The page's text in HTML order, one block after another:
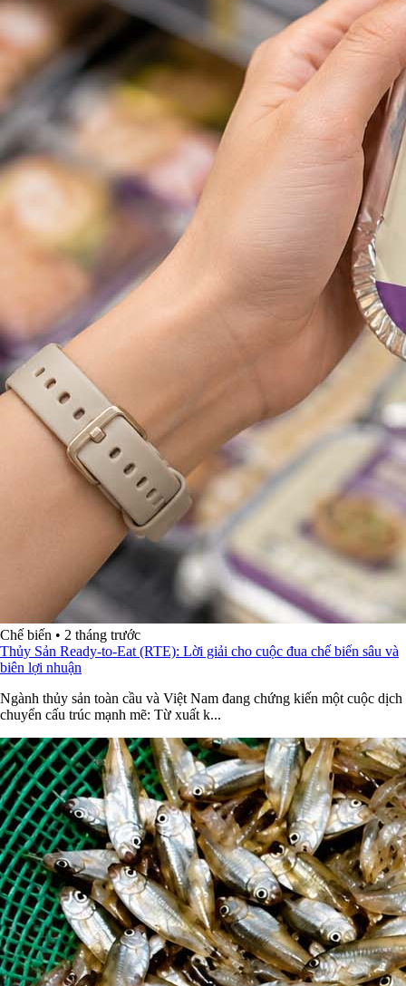
Chế biến • 2 tháng trước
Thủy Sản Ready-to-Eat (RTE): Lời giải cho cuộc đua chế biến sâu và
biên lợi nhuận
Ngành thủy sản toàn cầu và Việt Nam đang chứng kiến một cuộc dịch
chuyển cấu trúc mạnh mẽ: Từ xuất k...